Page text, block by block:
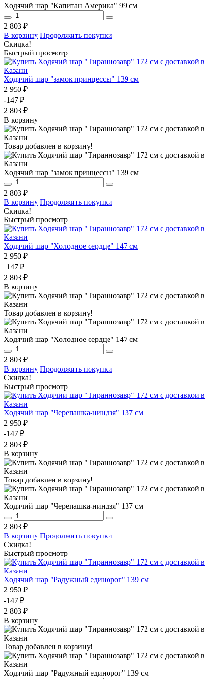
Ходячий шар "Капитан Америка" 99 см
2 803 ₽
В корзину Продолжить покупки
Скидка!
Быстрый просмотр
Ходячий шар "замок принцессы" 139 см
2 950 ₽
-147 ₽
2 803 ₽
В корзину
Товар добавлен в корзину!
Ходячий шар "замок принцессы" 139 см
2 803 ₽
В корзину Продолжить покупки
Скидка!
Быстрый просмотр
Ходячий шар "Холодное сердце" 147 см
2 950 ₽
-147 ₽
2 803 ₽
В корзину
Товар добавлен в корзину!
Ходячий шар "Холодное сердце" 147 см
2 803 ₽
В корзину Продолжить покупки
Скидка!
Быстрый просмотр
Ходячий шар "Черепашка-ниндзя" 137 см
2 950 ₽
-147 ₽
2 803 ₽
В корзину
Товар добавлен в корзину!
Ходячий шар "Черепашка-ниндзя" 137 см
2 803 ₽
В корзину Продолжить покупки
Скидка!
Быстрый просмотр
Ходячий шар "Радужный единорог" 139 см
2 950 ₽
-147 ₽
2 803 ₽
В корзину
Товар добавлен в корзину!
Ходячий шар "Радужный единорог" 139 см